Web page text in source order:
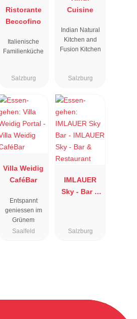
Ristorante
Beccofino
Italienische
Familienküche
Salzburg
Cuisine
Indian Natural
Kitchen and
Fusion Kitchen
Salzburg
Villa Weidig
CaféBar
Entspannt
geniessen im
Grünem
Saalfeld
IMLAUER
Sky - Bar &
Salzburg